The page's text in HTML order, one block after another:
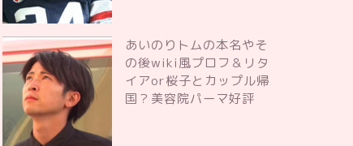
あいのりトムの本名やそ
の後wiki風プロフ＆リタ
イアor桜子とカップル帰
国？美容院パーマ好評